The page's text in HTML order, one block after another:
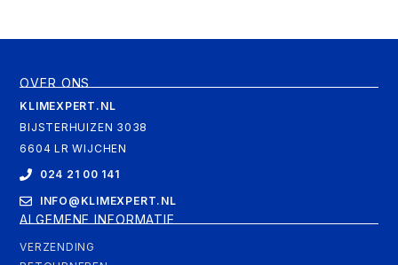
OVER ONS
KLIMEXPERT.NL
BIJSTERHUIZEN 3038
6604 LR WIJCHEN
024 21 00 141
INFO@KLIMEXPERT.NL
ALGEMENE INFORMATIE
VERZENDING